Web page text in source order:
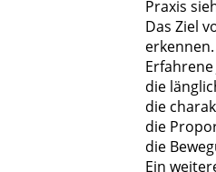
Praxis
Das Ziel
die
die
die
die
Ein